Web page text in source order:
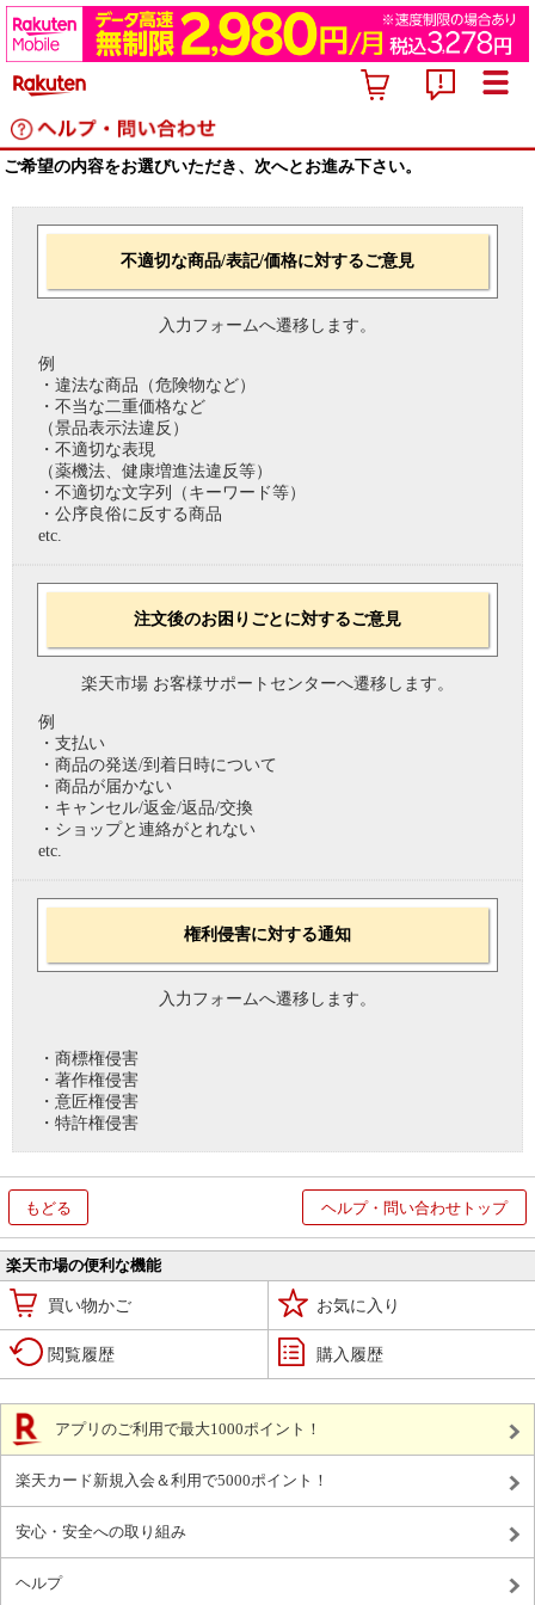
ご希望の内容をお選びいただき、次へとお進み下さい。
不適切な商品/表記/価格に対するご意見
入力フォームへ遷移します。
例
・違法な商品（危険物など）
・不当な二重価格など
（景品表示法違反）
・不適切な表現
（薬機法、健康増進法違反等）
・不適切な文字列（キーワード等）
・公序良俗に反する商品
etc.
注文後のお困りごとに対するご意見
楽天市場 お客様サポートセンターへ遷移します。
例
・支払い
・商品の発送/到着日時について
・商品が届かない
・キャンセル/返金/返品/交換
・ショップと連絡がとれない
etc.
権利侵害に対する通知
入力フォームへ遷移します。
・商標権侵害
・著作権侵害
・意匠権侵害
・特許権侵害
もどる ヘルプ・問い合わせトップ
楽天市場の便利な機能
買い物かご お気に入り
閲覧履歴 購入履歴
アプリのご利用で最大1000ポイント！
楽天カード新規入会＆利用で5000ポイント！
安心・安全への取り組み
ヘルプ